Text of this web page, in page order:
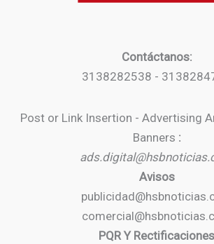
Contáctanos:
3138282538 -
Post or Link Insertion - Advertising
Banners :
Avisos
PQR Y Rectificaciones